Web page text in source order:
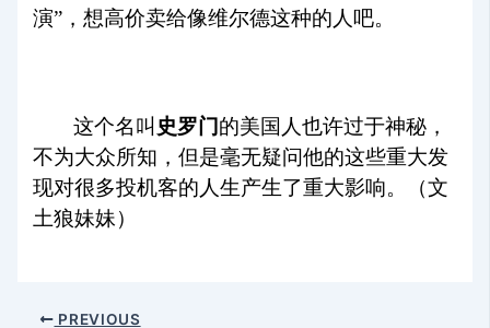
演”，想高价卖给像维尔德这种的人吧。
这个名叫 史罗门的美国人也许过于神秘，
不为大众所知，但是毫无疑问他的这些重大发
现对很多投机客的人生产生了重大影响。（文
土狼妹妹）
PREVIOUS